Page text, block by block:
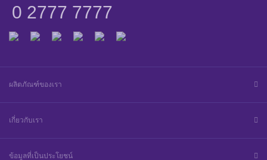
0 2777 7777
ผลิตภัณฑ์ของเรา
เกี่ยวกับเรา
ข้อมูลที่เป็นประโยชน์